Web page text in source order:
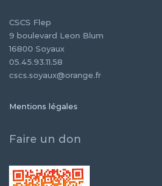
CSCS Flep
9 boulevard Leon Blum
16800 Soyaux
05.45.93.11.58
cscs.soyaux@orange.fr
Mentions légales
Faire un don